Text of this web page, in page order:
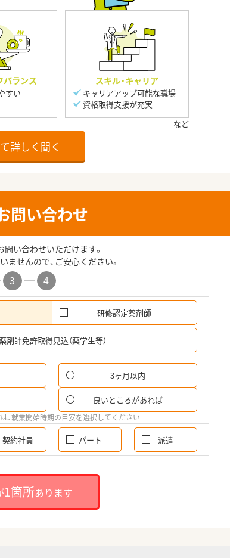
バランス
すい
スキル・キャリア
キャリアアップ可能な職場
資格取得支援が充実
詳しく聞く
問い合わせ
い合わせいただけます。
ませんので、ご安心ください。
3 4
研修認定薬剤師
剤師免許取得見込（薬学生等）
3ヶ月以内
良いところがあれば
、就業開始時期の目安を選択してください
契約社員 パート 派遣
1箇所あります